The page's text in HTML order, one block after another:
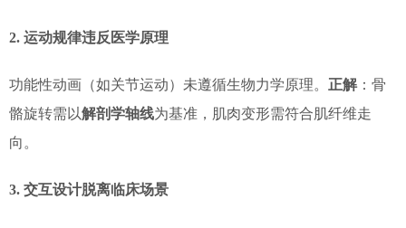
2. 运动规律违反医学原理
功能性动画（如关节运动）未遵循生物力学原理。 正解：骨
骼旋转需以解剖学轴线为基准，肌肉变形需符合肌纤维走
向。
3. 交互设计脱离临床场景